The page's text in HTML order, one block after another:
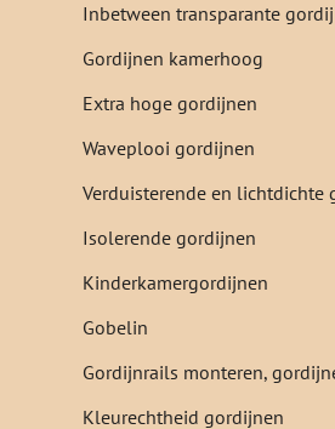
Inbetween transparante
Gordijnen kamerhoog
Extra hoge gordijnen
Waveplooi gordijnen
Verduisterende en lichtdichte
Isolerende gordijnen
Kinderkamergordijnen
Gobelin
Gordijnrails monteren,
Kleurechtheid gordijnen